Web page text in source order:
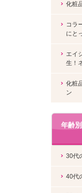
化粧
コラ
にと
エイ
生！
化粧
ン
年齢
30代
40代